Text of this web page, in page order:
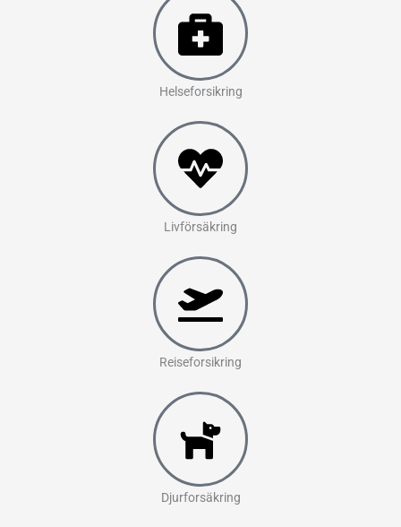
Helseforsikring
Livförsäkring
Reiseforsikring
Djurforsäkring